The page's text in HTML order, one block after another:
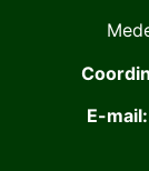
E-mail: